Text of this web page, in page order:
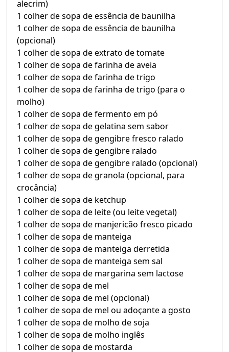
alecrim)
1 colher de sopa de essência de baunilha
1 colher de sopa de essência de baunilha
(opcional)
1 colher de sopa de extrato de tomate
1 colher de sopa de farinha de aveia
1 colher de sopa de farinha de trigo
1 colher de sopa de farinha de trigo (para o
molho)
1 colher de sopa de fermento em pó
1 colher de sopa de gelatina sem sabor
1 colher de sopa de gengibre fresco ralado
1 colher de sopa de gengibre ralado
1 colher de sopa de gengibre ralado (opcional)
1 colher de sopa de granola (opcional, para
crocância)
1 colher de sopa de ketchup
1 colher de sopa de leite (ou leite vegetal)
1 colher de sopa de manjericão fresco picado
1 colher de sopa de manteiga
1 colher de sopa de manteiga derretida
1 colher de sopa de manteiga sem sal
1 colher de sopa de margarina sem lactose
1 colher de sopa de mel
1 colher de sopa de mel (opcional)
1 colher de sopa de mel ou adoçante a gosto
1 colher de sopa de molho de soja
1 colher de sopa de molho inglês
1 colher de sopa de mostarda